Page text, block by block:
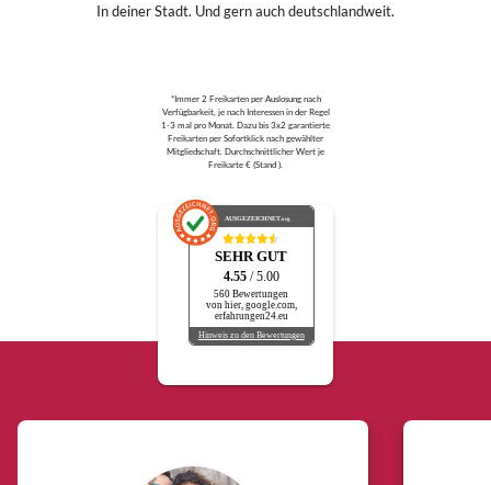
In deiner Stadt. Und gern auch deutschlandweit.
*Immer 2 Freikarten per Auslosung nach
Verfügbarkeit, je nach Interessen in der Regel
1-3 mal pro Monat. Dazu bis 3x2 garantierte
Freikarten per Sofortklick nach gewählter
Mitgliedschaft. Durchschnittlicher Wert je
Freikarte € (Stand ).
AUSGEZEICHNET.org
SEHR GUT
4.55 / 5.00
560 Bewertungen
von hier, google.com,
erfahrungen24.eu
Hinweis zu den Bewertungen